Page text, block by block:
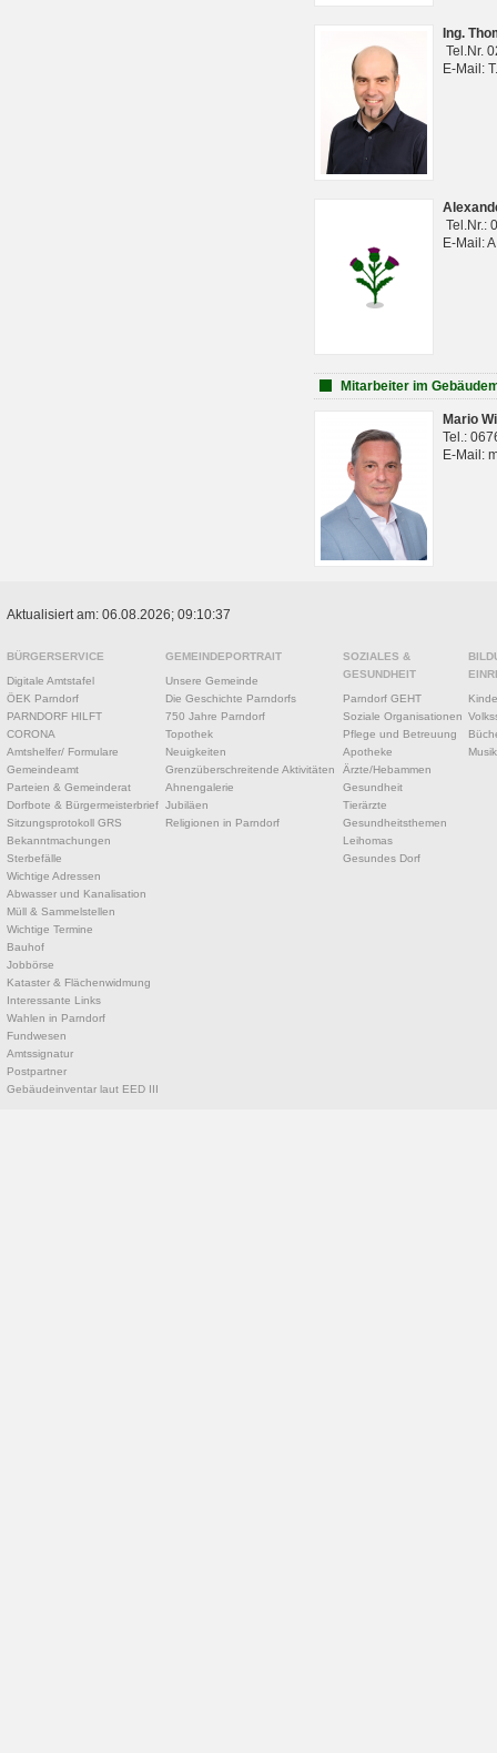
Ing.
Tel.Nr.
E-Mail:
Tel.Nr.:
E-Mail:
Mitarbeiter im
Mario
Tel.:
E-Mail:
Aktualisiert am: 06.08.2026; 09:10:37
BÜRGERSERVICE
Digitale Amtstafel
ÖEK Parndorf
PARNDORF HILFT
CORONA
Amtshelfer/ Formulare
Gemeindeamt
Parteien & Gemeinderat
Dorfbote & Bürgermeisterbrief
Sitzungsprotokoll GRS
Bekanntmachungen
Sterbefälle
Wichtige Adressen
Abwasser und Kanalisation
Müll & Sammelstellen
Wichtige Termine
Bauhof
Jobbörse
Kataster & Flächenwidmung
Interessante Links
Wahlen in Parndorf
Fundwesen
Amtssignatur
Postpartner
Gebäudeinventar laut EED III
GEMEINDEPORTRAIT
Unsere Gemeinde
Die Geschichte Parndorfs
750 Jahre Parndorf
Topothek
Neuigkeiten
Grenzüberschreitende Aktivitäten
Ahnengalerie
Jubiläen
Religionen in Parndorf
SOZIALES &
GESUNDHEIT
Parndorf GEHT
Soziale Organisationen
Pflege und Betreuung
Apotheke
Ärzte/Hebammen
Gesundheit
Tierärzte
Gesundheitsthemen
Leihomas
Gesundes Dorf